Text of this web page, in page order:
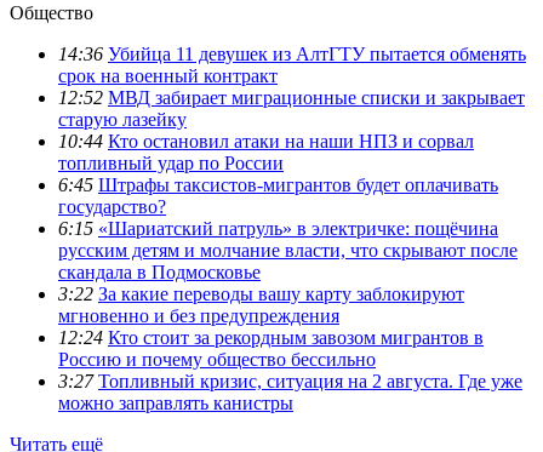
Общество
14:36 Убийца 11 девушек из АлтГТУ пытается обменять
срок на военный контракт
12:52 МВД забирает миграционные списки и закрывает
старую лазейку
10:44 Кто остановил атаки на наши НПЗ и сорвал
топливный удар по России
6:45 Штрафы таксистов-мигрантов будет оплачивать
государство?
6:15 «Шариатский патруль» в электричке: пощёчина
русским детям и молчание власти, что скрывают после
скандала в Подмосковье
3:22 За какие переводы вашу карту заблокируют
мгновенно и без предупреждения
12:24 Кто стоит за рекордным завозом мигрантов в
Россию и почему общество бессильно
3:27 Топливный кризис, ситуация на 2 августа. Где уже
можно заправлять канистры
Читать ещё